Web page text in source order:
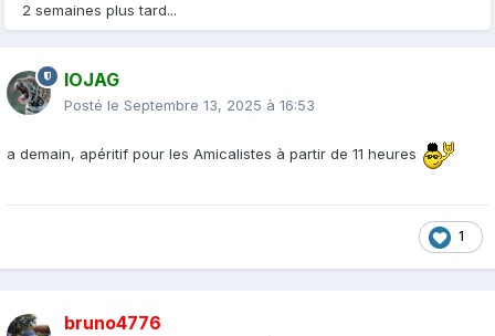
2 semaines plus tard...
IOJAG
Posté le Septembre 13, 2025 à 16:53
a demain, apéritif pour les Amicalistes à partir de 11 heures
1
bruno4776